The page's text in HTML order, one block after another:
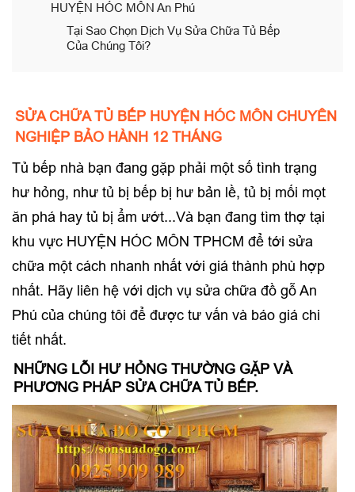
HUYỆN HÓC MÔN An Phú
Tại Sao Chọn Dịch Vụ Sửa Chữa Tủ Bếp
Của Chúng Tôi?
SỬA CHỮA TỦ BẾP HUYỆN HÓC MÔN CHUYÊN
NGHIỆP BẢO HÀNH 12 THÁNG
Tủ bếp nhà bạn đang gặp phải một số tình trạng
hư hỏng, như tủ bị bếp bị hư bản lề, tủ bị mối mọt
ăn phá hay tủ bị ẩm ướt...Và bạn đang tìm thợ tại
khu vực HUYỆN HÓC MÔN TPHCM để tới sửa
chữa một cách nhanh nhất với giá thành phù hợp
nhất. Hãy liên hệ với dịch vụ sửa chữa đồ gỗ An
Phú của chúng tôi để được tư vấn và báo giá chi
tiết nhất.
NHỮNG LỖI HƯ HỎNG THƯỜNG GẶP VÀ
PHƯƠNG PHÁP SỬA CHỮA TỦ BẾP.